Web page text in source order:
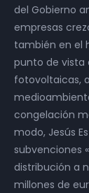
del Gobierno
empresas
también en el
punto de vista
fotovoltaicas,
congelación
modo, Jesús
subvenciones
distribución a
millones de